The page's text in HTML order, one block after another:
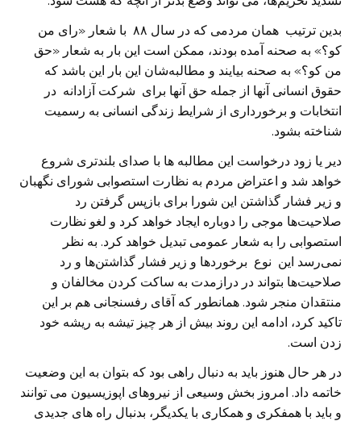
بدین ترتیب همان مردمی که در سال ۸۸ با شعار «رای من
کو؟» به صحنه آمده بودند، ممکن است این بار به شعار «حق
من کو؟» به صحنه بیایند و مطالبه‌شان این بار این باشد که
حقوق انسانی آنها از جمله حق آنها برای شرکت آزادانه در
انتخابات و برخورداری از شرایط زندگی انسانی به رسمیت
شناخته بشود.
دیر یا زود درخواست این مطالبه ها با صدای بلندتری شروع
خواهد شد و اعتراض مردم به نظارت استصوابی شورای نگهبان
و زیر فشار گذاشتن این شورا برای بازپس گرفتن رد
صلاحیت‌ها موجی را دوباره ایجاد خواهد کرد و لغو نظارت
استصوابی را به شعار عمومی تبدیل خواهد کرد. به نظر
نمی‌رسد این نوع برخوردها و زیر فشار گذاشتن‌ها و رد
صلاحیت‌ها بتواند در درازمدت به ساکت کردن مخالفان و
منتقدان منجر شود. همانطور که آقای رفسنجانی هم بر این
تاکید کرد، ادامه این روند بیش از هر چیز تیشه به ریشه خود
زدن است.
‎در هر حال هنوز باید به دنبال راهی بود که بتوان به این وضعیت
خاتمه داد. امروز بخش وسیعی از نیروهای اپوزیسیون می توانند
و باید با همفکری و همکاری با یکدیگر، بدنبال راه های جدیدی